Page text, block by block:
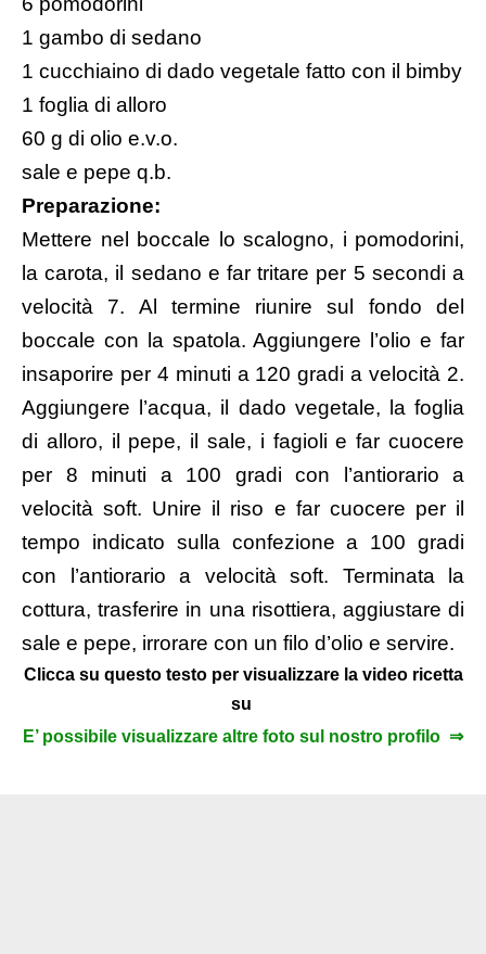
1 gambo di sedano
1 cucchiaino di dado vegetale fatto con il bimby
1 foglia di alloro
60 g di olio e.v.o.
sale e pepe q.b.
Preparazione:
Mettere nel boccale lo scalogno, i pomodorini,
la carota, il sedano e far tritare per 5 secondi a
velocità 7. Al termine riunire sul fondo del
boccale con la spatola. Aggiungere l’olio e far
insaporire per 4 minuti a 120 gradi a velocità 2.
Aggiungere l’acqua, il dado vegetale, la foglia
di alloro, il pepe, il sale, i fagioli e far cuocere
per 8 minuti a 100 gradi con l’antiorario a
velocità soft. Unire il riso e far cuocere per il
tempo indicato sulla confezione a 100 gradi
con l’antiorario a velocità soft. Terminata la
cottura, trasferire in una risottiera, aggiustare di
sale e pepe, irrorare con un filo d’olio e servire.
Clicca su questo testo per visualizzare la video ricetta
su
E’ possibile visualizzare altre foto sul nostro profilo ⇒